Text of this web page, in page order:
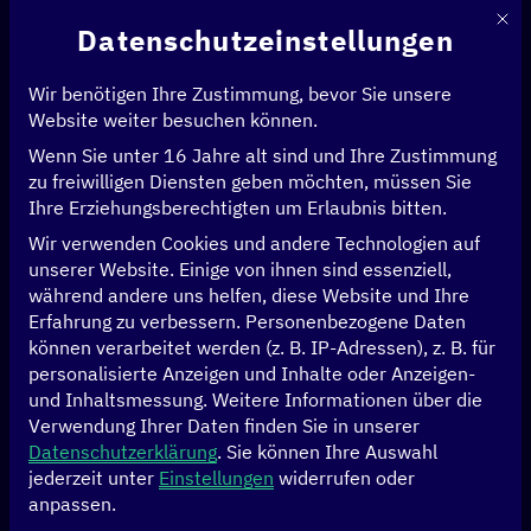
Startseite > Initiativen > Digitalzentrum Indonesien
Digitalzentrum
Indonesien
Auf einen Blick
Indonesien ist fest entschlossen, seine Ziele für das
„Indonesia Emas 2045“ zu erreichen – ein Fahrplan zur
wirtschaftlichen Entwicklung, der sich auf aufstrebende
Mit
Datenschutzeinstellungen
Wir benötigen Ihre Zustimmung, bevor Sie unsere
Website weiter besuchen können.
Wenn Sie unter 16 Jahre alt sind und Ihre Zustimmung
zu freiwilligen Diensten geben möchten, müssen Sie
Ihre Erziehungsberechtigten um Erlaubnis bitten.
Wir verwenden Cookies und andere Technologien auf
unserer Website. Einige von ihnen sind essenziell,
während andere uns helfen, diese Website und Ihre
Erfahrung zu verbessern. Personenbezogene Daten
können verarbeitet werden (z. B. IP-Adressen), z. B. für
personalisierte Anzeigen und Inhalte oder Anzeigen-
und Inhaltsmessung. Weitere Informationen über die
Verwendung Ihrer Daten finden Sie in unserer
Datenschutzerklärung. Sie können Ihre Auswahl
jederzeit unter Einstellungen widerrufen oder
anpassen.